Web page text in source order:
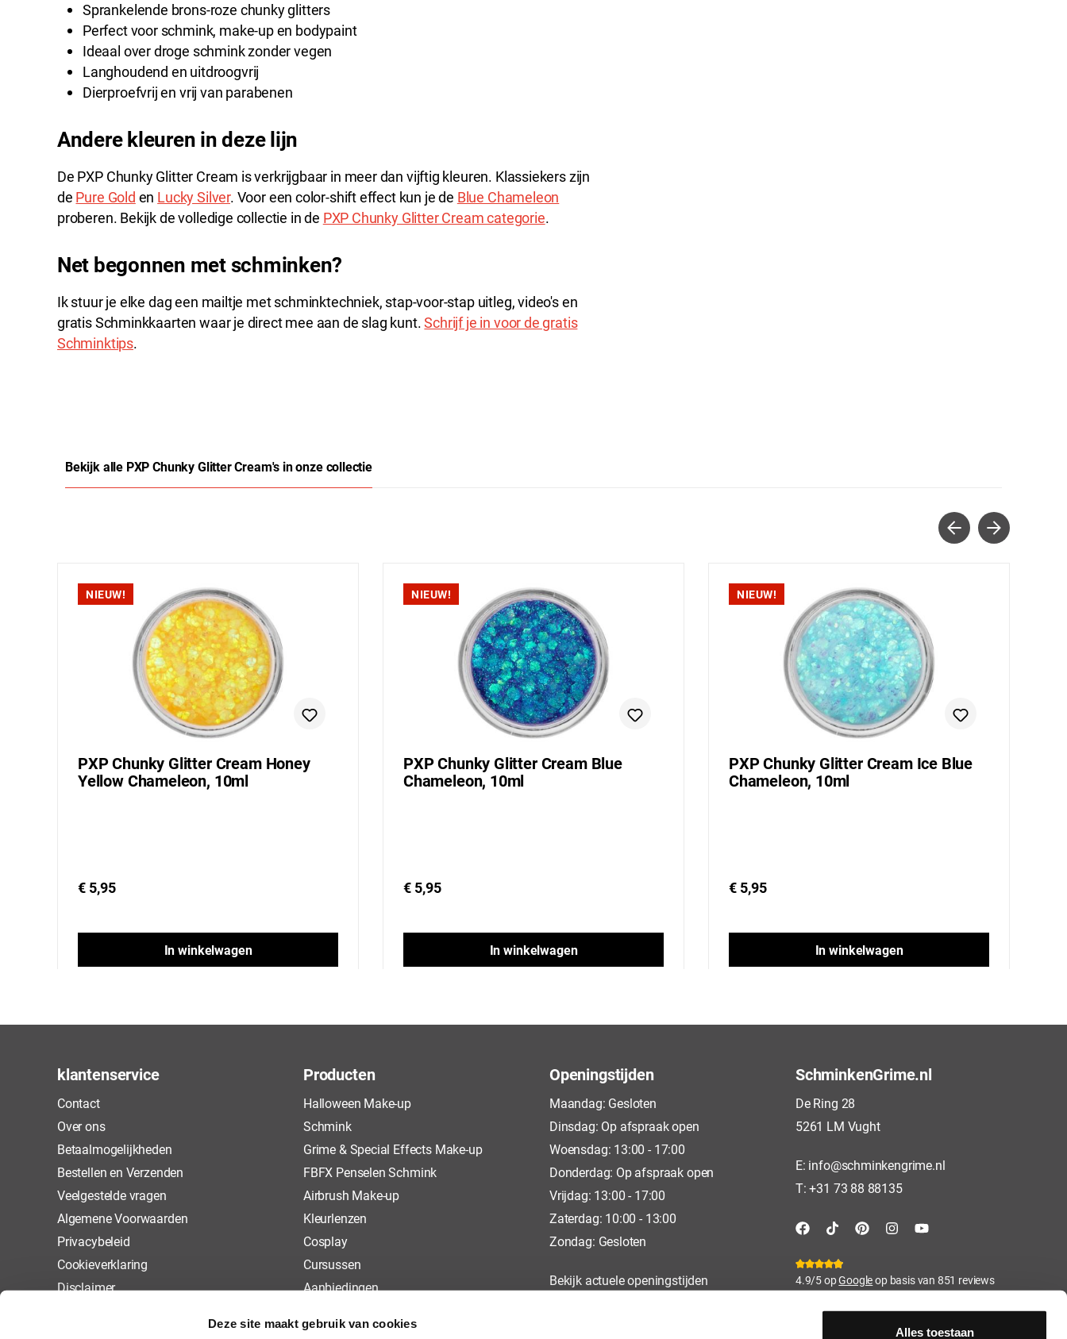
Deze site maakt gebruik van cookies
Alles toestaan
Sprankelende brons-roze chunky glitters
Perfect voor schmink, make-up en bodypaint
Ideaal over droge schmink zonder vegen
Langhoudend en uitdroogvrij
Dierproefvrij en vrij van parabenen
Andere kleuren in deze lijn
De PXP Chunky Glitter Cream is verkrijgbaar in meer dan vijftig kleuren. Klassiekers zijn
de Pure Gold en Lucky Silver. Voor een color-shift effect kun je de Blue Chameleon
proberen. Bekijk de volledige collectie in de PXP Chunky Glitter Cream categorie.
Net begonnen met schminken?
Ik stuur je elke dag een mailtje met schminktechniek, stap-voor-stap uitleg, video's en
gratis Schminkkaarten waar je direct mee aan de slag kunt.Schrijf je in voor de gratis
Schminktips.
Bekijk alle PXP Chunky Glitter Cream's in onze collectie
NIEUW!
PXP Chunky Glitter Cream Honey
Yellow Chameleon, 10ml
€ 5,95
In winkelwagen
NIEUW!
PXP Chunky Glitter Cream Blue
Chameleon, 10ml
€ 5,95
In winkelwagen
NIEUW!
PXP Chunky Glitter Cream Ice Blue
Chameleon, 10ml
€ 5,95
In winkelwagen
klantenservice
Contact
Over ons
Betaalmogelijkheden
Bestellen en Verzenden
Veelgestelde vragen
Algemene Voorwaarden
Privacybeleid
Cookieverklaring
Disclaimer
Producten
Halloween Make-up
Schmink
Grime & Special Effects Make-up
FBFX Penselen Schmink
Airbrush Make-up
Kleurlenzen
Cosplay
Cursussen
Aanbiedingen
Openingstijden
Maandag: Gesloten
Dinsdag: Op afspraak open
Woensdag: 13:00 - 17:00
Donderdag: Op afspraak open
Vrijdag: 13:00 - 17:00
Zaterdag: 10:00 - 13:00
Zondag: Gesloten
Bekijk actuele openingstijden
SchminkenGrime.nl
De Ring 28
5261 LM Vught
E: info@schminkengrime.nl
T:+31 73 88 88135
4.9/5 opGoogleop basis van 851 reviews